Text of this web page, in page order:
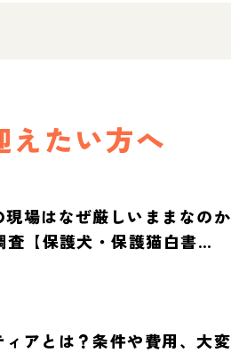
えたい方へ
場はなぜ厳しいままなのか
査【保護犬・保護猫白書
ィアとは？条件や費用、大変